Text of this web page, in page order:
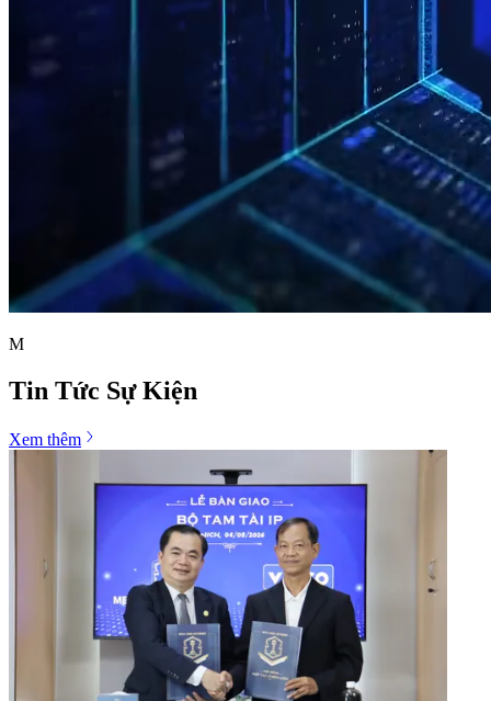
M
Tin Tức Sự Kiện
Xem thêm